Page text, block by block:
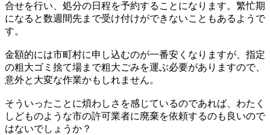
合せを行い、処分の日程を予約することになります。繁忙期
になると数週間先まで受け付けができないこともあるようで
す。
金額的には市町村に申し込むのが一番安くなりますが、指定
の粗大ゴミ捨て場まで粗大ごみを運ぶ必要がありますので、
意外と大変な作業かもしれません。
そういったことに煩わしさを感じているのであれば、わたく
しどものような市の許可業者に廃棄を依頼するのも良いので
はないでしょうか？